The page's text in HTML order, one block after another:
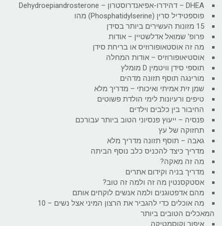
DHEA – דהידרו-אפיאנדרוסטרון – Dehydroepiandrosterone
פוספטידיל סרין (Phosphatidylserine) מהו
15 מזונות העשירים ביותר בסידן
פרופ' שמואל אדלשטיין – אודות
מה זה אוסטאופורוזיס או בריחת סידן
אוסטיאופורוזיס – אודות המחלה
תוספי סידן וויטמין D מומלץ
מורינגה תוסף תזונה מדהים
שמן זית אמיתי ואיכותי – מדריך מלא
טיפים ורעיונות לימי הולדת פשוטים
החיבור בין כלבים וילדים
פנסיה – ייעוץ פנסיוני הטוב ביותר עבורכם
תחזוקה של עץ
גאבה – תוסף תזונה מדריך מלא
מדריך כיצד להכניס כלב נוסף הביתה
מה זה מאקה?
מדריך בניה וקידום אתרים
אסטקסנטין מה זה ולמה זה טוב?
מהם אדפטוגנים ולמה אנשים לוקחים אותם
מה אוכלים כדי להגביר את הרצון המיני אצל נשים – 10
המאכלים הטובים ביותר
איפור וקוסמטיקה